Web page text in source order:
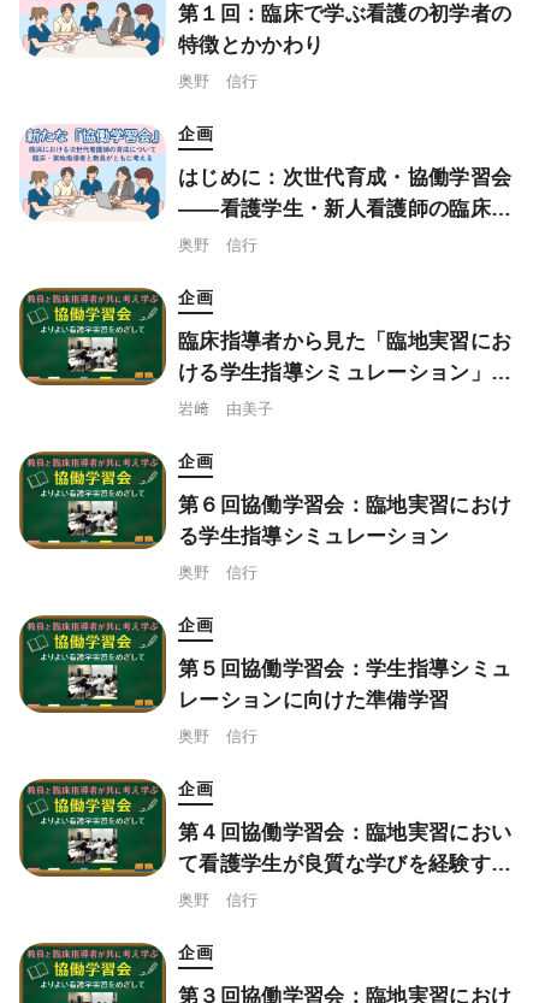
第１回：臨床で学ぶ看護の初学者の
特徴とかかわり
奥野 信行
企画
はじめに：次世代育成・協働学習会
——看護学生・新人看護師の臨床で
の学びを支えるために語り合い、学
奥野 信行
企画
臨床指導者から見た「臨地実習にお
ける学生指導シミュレーション」の
実際
岩﨑 由美子
企画
第６回協働学習会：臨地実習におけ
る学生指導シミュレーション
奥野 信行
企画
第５回協働学習会：学生指導シミュ
レーションに向けた準備学習
奥野 信行
企画
第４回協働学習会：臨地実習におい
て看護学生が良質な学びを経験する
学習環境
奥野 信行
企画
第３回協働学習会：臨地実習におけ